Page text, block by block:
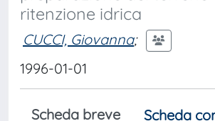
ritenzione idrica
CUCCI, Giovanna;
1996-01-01
Scheda breve
Scheda